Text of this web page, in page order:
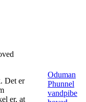
Det er
er, at
Oduman
Phunnel
vandpibe